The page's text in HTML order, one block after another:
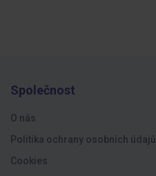
Společnost
O nás
Politika ochrany osobních údajů
Cookies